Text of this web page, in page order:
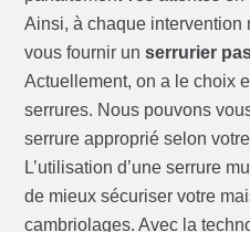
Ainsi, à chaque intervention
vous fournir unserrurier
Actuellement, on a le choix
serrures. Nous pouvons
serrure approprié selon
L’utilisation d’une serrure
de mieux sécuriser votre
cambriolages. Avec la